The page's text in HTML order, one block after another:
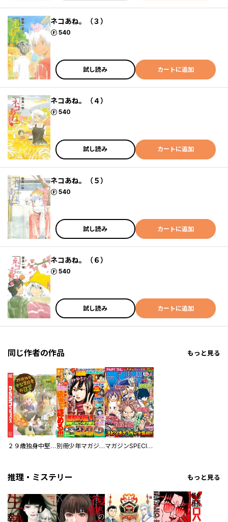
ネコあね。（３）
540
ポイント
試し読み カートに追加
ネコあね。（４）
540
ポイント
試し読み カートに追加
ネコあね。（５）
540
ポイント
試し読み カートに追加
ネコあね。（６）
540
ポイント
試し読み カートに追加
同じ作者の作品 もっと見る
２９歳独身中堅冒険者の日常 別冊少年マガジン マガジンSPECIAL
推理・ミステリー もっと見る